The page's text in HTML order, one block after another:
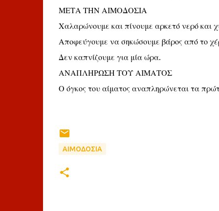
ΜΕΤΑ ΤΗΝ ΑΙΜΟΔΟΣΙΑ
Χαλαρώνουμε και πίνουμε αρκετό νερό και
Αποφεύγουμε να σηκώσουμε βάρος από το
Δεν καπνίζουμε για μία ώρα.
ΑΝΑΠΛΗΡΩΣΗ ΤΟΥ ΑΙΜΑΤΟΣ
Ο όγκος του αίματος αναπληρώνεται τα
ΑΙΜΟΔΟΣΙΑ